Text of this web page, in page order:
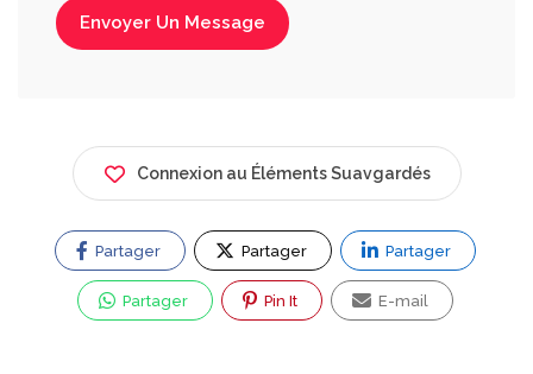
Envoyer Un Message
Connexion au Éléments Suavgardés
Partager Partager Partager
Partager Pin It E-mail